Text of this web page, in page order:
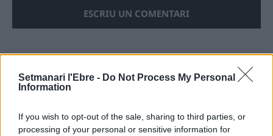
Setmanari l'Ebre - Do Not Process My Personal
Information
If you wish to opt-out of the sale, sharing to third parties, or
processing of your personal or sensitive information for
ÚLTIMES NOTÍCIES
enguany amb més modistes i gairebé
40 peces a concurs